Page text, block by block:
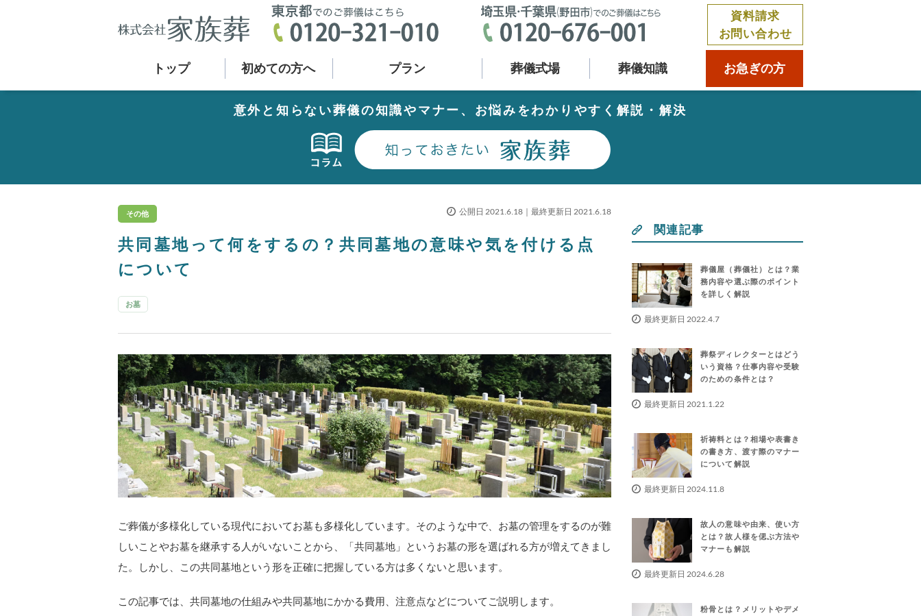
資料請求
お問い合わせ
トップ 初めての方へ プラン 葬儀式場 葬儀知識 お急ぎの方
意外と知らない葬儀の知識やマナー、お悩みをわかりやすく解説・解決
その他 公開日 2021.6.18｜最終更新日 2021.6.18
共同墓地って何をするの？共同墓地の意味や気を付ける点
について
お墓
ご葬儀が多様化している現代においてお墓も多様化しています。そのような中で、お墓の管理をするのが難
しいことやお墓を継承する人がいないことから、「共同墓地」というお墓の形を選ばれる方が増えてきまし
た。しかし、この共同墓地という形を正確に把握している方は多くないと思います。
この記事では、共同墓地の仕組みや共同墓地にかかる費用、注意点などについてご説明します。
関連記事
葬儀屋（葬儀社）とは？業
務内容や選ぶ際のポイント
を詳しく解説
最終更新日 2022.4.7
葬祭ディレクターとはどう
いう資格？仕事内容や受験
のための条件とは？
最終更新日 2021.1.22
祈祷料とは？相場や表書き
の書き方、渡す際のマナー
について解説
最終更新日 2024.11.8
故人の意味や由来、使い方
とは？故人様を偲ぶ方法や
マナーも解説
最終更新日 2024.6.28
粉骨とは？メリットやデメ